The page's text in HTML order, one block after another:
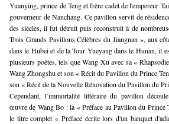
Yuanying, prince de Teng et frère cadet de l'empereur
gouverneur de Nanchang. Ce pavillon servit de
des siècles, il fut détruit puis reconstruit à de
Trois Grands Pavillons Célèbres du Jiangnan », aux
dans le Hubei et de la Tour Yueyang dans le Hunan, il
plusieurs poètes, tels que Wang Xu avec sa «
Wang Zhongshu et son « Récit du Pavillon du Prince
son « Récit de la Nouvelle Rénovation du Pavillon du
Cependant, l’immortalité littéraire du pavillon
œuvre de Wang Bo : la « Préface au Pavillon du Prince
le titre complet « Préface écrite lors d'un banquet